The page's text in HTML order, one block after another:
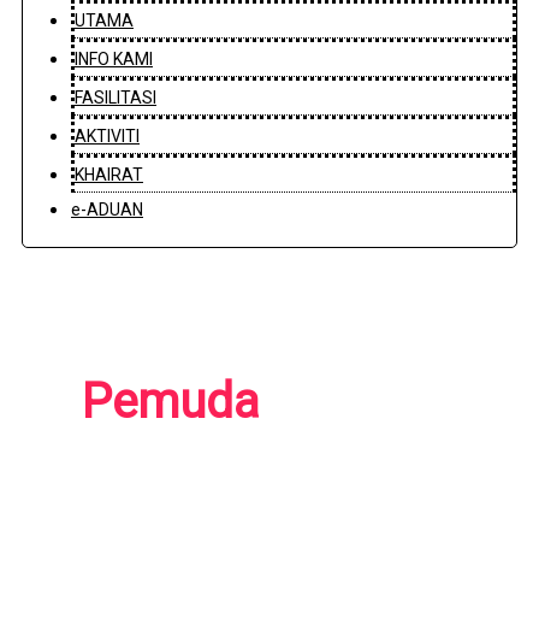
UTAMA
INFO KAMI
FASILITASI
AKTIVITI
KHAIRAT
e-ADUAN
Pemuda